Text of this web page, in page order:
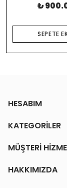
₺
SEPETE
HESABIM
KATEGORİLER
MÜŞTERİ
HAKKIMIZDA